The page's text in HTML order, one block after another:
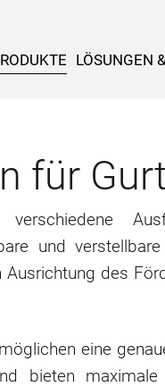
LÖSUNGEN
für
und
Ausrichtung des
eine
bieten maximale